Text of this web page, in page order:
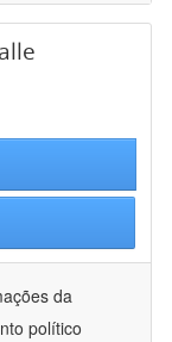
da
político